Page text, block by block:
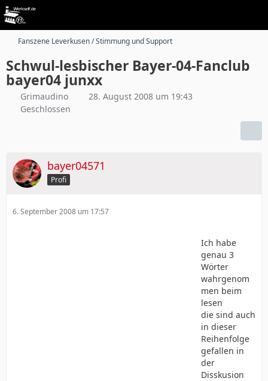
Fanszene Leverkusen / Stimmung und Support
Schwul-lesbischer Bayer-04-Fanclub
bayer04 junxx
Grimaudino
28. August 2008 um 19:43
Geschlossen
bayer04571
Profi
6. September 2008 um 17:57
Ich habe
genau 3
Wörter
wahrgenom
men beim
lesen
die sind auch
in dieser
Reihenfolge
gefallen in
der
Disskusion